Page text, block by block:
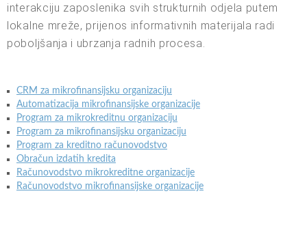
interakciju zaposlenika svih strukturnih odjela putem
lokalne mreže, prijenos informativnih materijala radi
poboljšanja i ubrzanja radnih procesa.
CRM za mikrofinansijsku organizaciju
Automatizacija mikrofinansijske organizacije
Program za mikrokreditnu organizaciju
Program za mikrofinansijsku organizaciju
Program za kreditno računovodstvo
Obračun izdatih kredita
Računovodstvo mikrokreditne organizacije
Računovodstvo mikrofinansijske organizacije